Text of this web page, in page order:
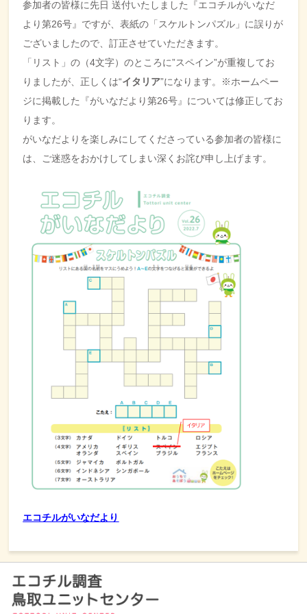
参加者の皆様に先日 送付いたしました『エコチルがいなだ
より第26号』ですが、表紙の「スケルトンパズル」に誤りが
ございましたので、訂正させていただきます。
「リスト」の（4文字）のところに”スペイン”が重複してお
りましたが、正しくは“イタリア”になります。※ホームペー
ジに掲載した『がいなだより第26号』については修正してお
ります。
がいなだよりを楽しみにしてくださっている参加者の皆様に
は、ご迷惑をおかけしてしまい深くお詫び申し上げます。
エコチルがいなだより